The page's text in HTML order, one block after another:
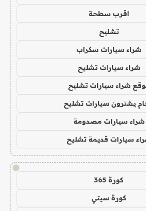
اقرب سطحة
تشليح
شراء سيارات سكراب
شراء سيارات تشليح
شراء سيارات تشليح
يشترون سيارات تشليح
شراء سيارات مصدومة
سيارات قديمة تشليح
!
كورة 365
كورة سيتي